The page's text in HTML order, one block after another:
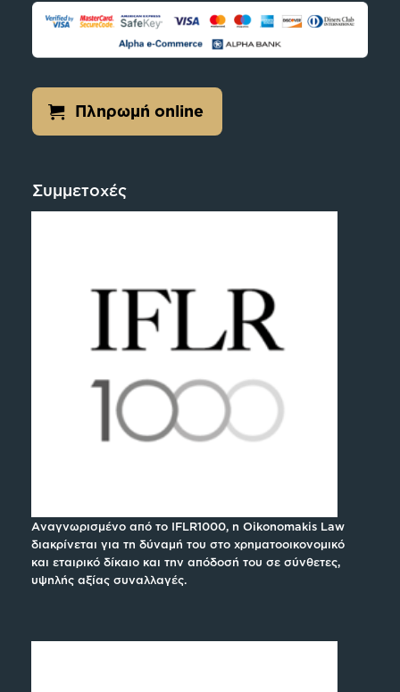
Πληρωμή online
Συμμετοχές
Αναγνωρισμένο από το IFLR1000, η Oikonomakis Law
διακρίνεται για τη δύναμή του στο χρηματοοικονομικό
και εταιρικό δίκαιο και την απόδοσή του σε σύνθετες,
υψηλής αξίας συναλλαγές.